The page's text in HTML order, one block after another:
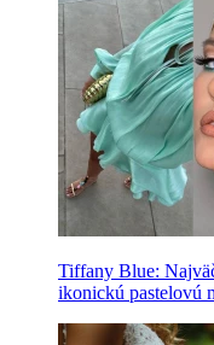
Tiffany Blue:
ikonickú pastelovú